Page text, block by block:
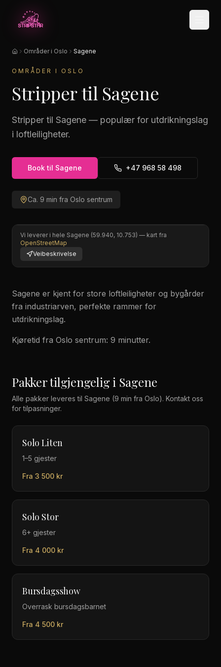
HjemOmråder i Oslo Sagene
OMRÅDER I OSLO
Stripper til Sagene
Stripper til Sagene — populær for utdrikningslag
i loftleiligheter.
Book til Sagene +47 968 58 498
Ca. 9 min fra Oslo sentrum
Vi leverer i hele Sagene (59.940, 10.753) — kart fra
OpenStreetMap
Veibeskrivelse
Sagene er kjent for store loftleiligheter og bygårder
fra industriarven, perfekte rammer for
utdrikningslag.
Kjøretid fra Oslo sentrum: 9 minutter.
Pakker tilgjengelig i Sagene
Alle pakker leveres til Sagene (9 min fra Oslo). Kontakt oss
for tilpasninger.
Solo Liten
1–5 gjester
Fra 3 500 kr
Solo Stor
6+ gjester
Fra 4 000 kr
Bursdagsshow
Overrask bursdagsbarnet
Fra 4 500 kr